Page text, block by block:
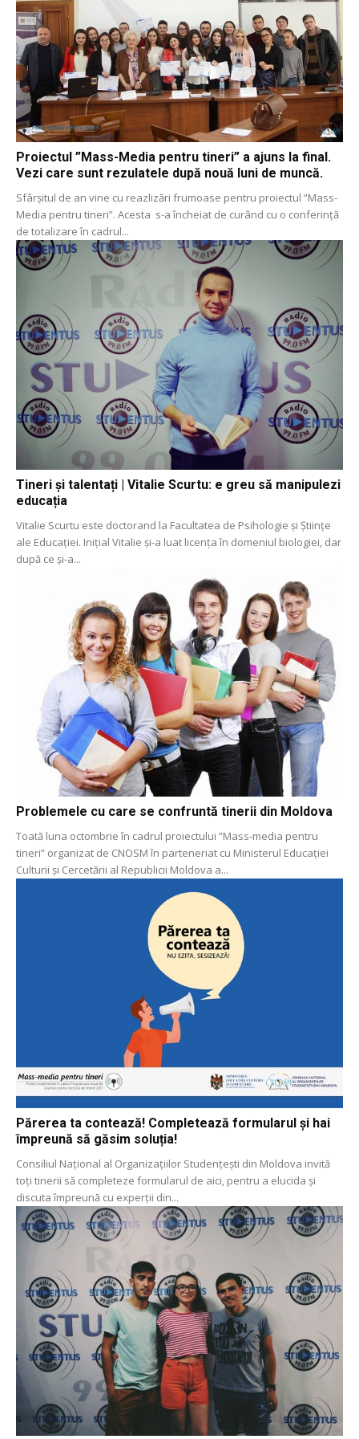
Proiectul ”Mass-Media pentru tineri” a ajuns la final.
Vezi care sunt rezulatele după nouă luni de muncă.
Sfârșitul de an vine cu reazlizări frumoase pentru proiectul ”Mass-
Media pentru tineri”. Acesta s-a încheiat de curând cu o conferință
de totalizare în cadrul...
Tineri și talentați | Vitalie Scurtu: e greu să manipulezi
educația
Vitalie Scurtu este doctorand la Facultatea de Psihologie și Științe
ale Educației. Inițial Vitalie și-a luat licența în domeniul biologiei, dar
după ce și-a...
Problemele cu care se confruntă tinerii din Moldova
Toată luna octombrie în cadrul proiectului ”Mass-media pentru
tineri” organizat de CNOSM în parteneriat cu Ministerul Educației
Culturii și Cercetării al Republicii Moldova a...
Părerea ta contează! Completează formularul și hai
împreună să găsim soluția!
Consiliul Național al Organizațiilor Studențești din Moldova invită
toți tinerii să completeze formularul de aici, pentru a elucida și
discuta împreună cu experții din...